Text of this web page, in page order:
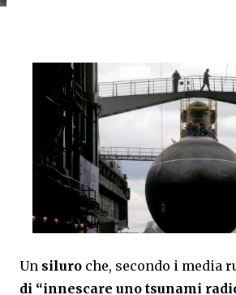
Un siluro che, secondo i media
di “innescare uno tsunami